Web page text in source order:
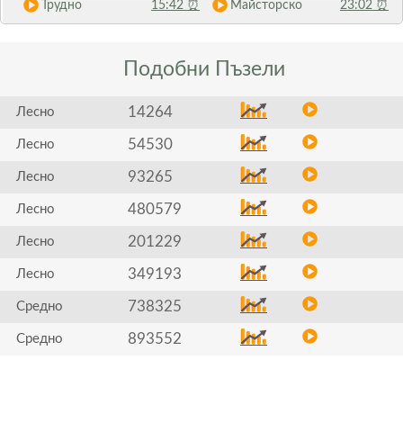
Трудно 15:42 ⏰ Майсторско 23:02 ⏰
Подобни Пъзели
Лесно 14264
Лесно 54530
Лесно 93265
Лесно 480579
Лесно 201229
Лесно 349193
Средно 738325
Средно 893552